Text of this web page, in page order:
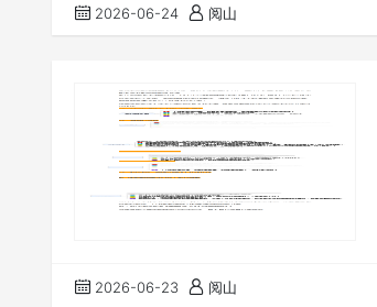
2026-06-24 阅山
2026-06-23 阅山